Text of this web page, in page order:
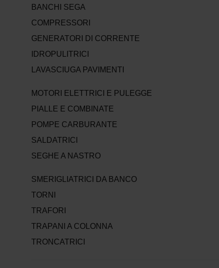
BANCHI SEGA
COMPRESSORI
GENERATORI DI CORRENTE
IDROPULITRICI
LAVASCIUGA PAVIMENTI
MOTORI ELETTRICI E PULEGGE
PIALLE E COMBINATE
POMPE CARBURANTE
SALDATRICI
SEGHE A NASTRO
SMERIGLIATRICI DA BANCO
TORNI
TRAFORI
TRAPANI A COLONNA
TRONCATRICI